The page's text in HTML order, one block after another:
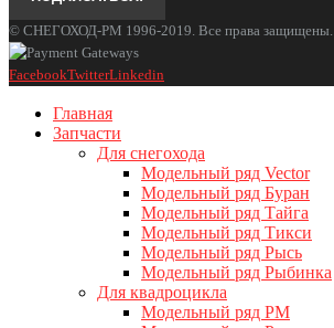
© СНЕГОХОД-РМ 1996-2019. Все права защищены.
FacebookTwitterLinkedin
Главная
Запчасти
Для снегохода
Модельный ряд Vector
Модельный ряд Буран
Модельный ряд Тайга
Модельный ряд Тикси
Модельный ряд Рысь
Модельный ряд Рыбинка
Для квадроцикла
Модельный ряд РМ